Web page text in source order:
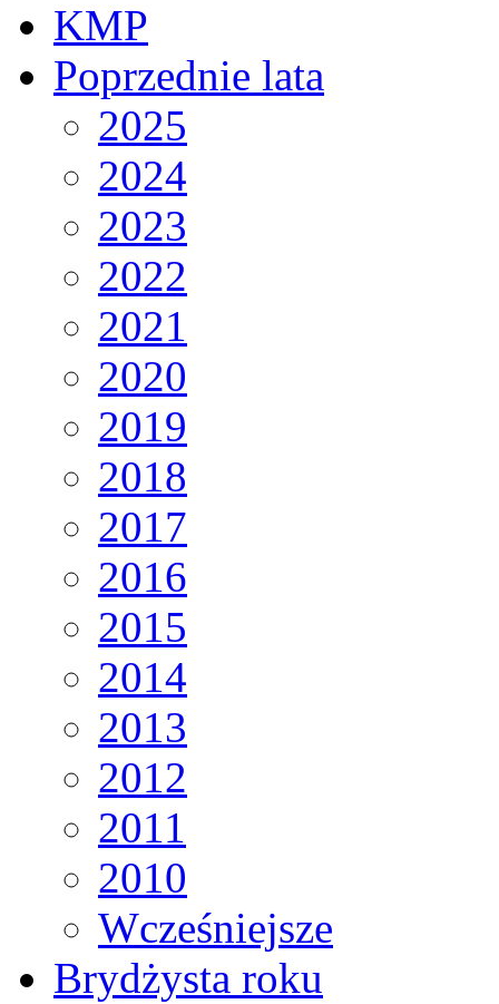
KMP
Poprzednie lata
2025
2024
2023
2022
2021
2020
2019
2018
2017
2016
2015
2014
2013
2012
2011
2010
Wcześniejsze
Brydżysta roku